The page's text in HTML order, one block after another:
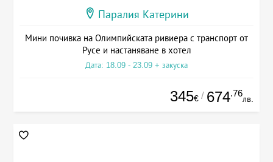
Паралия Катерини
Мини почивка на Олимпийската ривиера с транспорт от
Русе и настаняване в хотел
Дата: 18.09 - 23.09 + закуска
345€ / 674.76
лв.